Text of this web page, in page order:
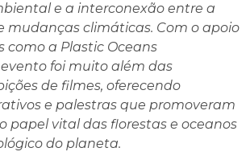
e a interconexão entre a
mudanças climáticas. Com o apoio
como a Plastic Oceans
foi muito além das
de filmes, oferecendo
e palestras que promoveram
papel vital das florestas e oceanos
do planeta.